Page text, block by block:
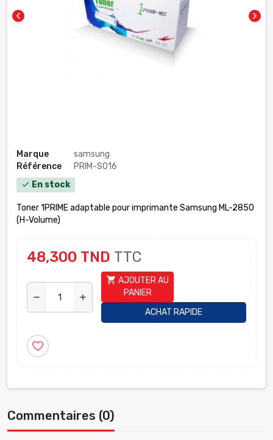
chevron_left chevron_right
Marque
samsung
Référence
PRIM-S016
check En stock
Toner 1PRIME adaptable pour imprimante Samsung ML-2850
(H-Volume)
48,300 TND TTC
remove add
shopping_cart AJOUTER AU
PANIER
ACHAT RAPIDE
favorite_border
Commentaires (0)